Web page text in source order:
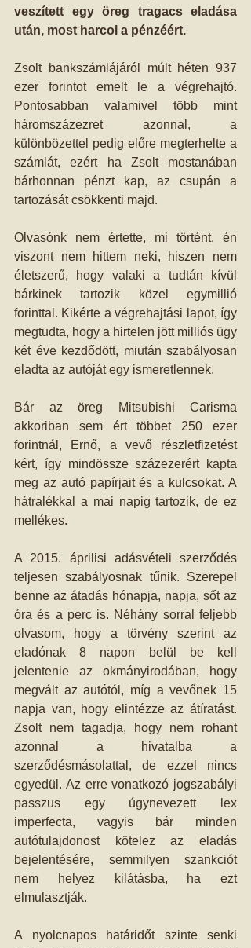
veszített egy öreg tragacs eladása
után, most harcol a pénzéért.
Zsolt bankszámlájáról múlt héten 937
ezer forintot emelt le a végrehajtó.
Pontosabban valamivel több mint
háromszázezret azonnal, a
különbözettel pedig előre megterhelte a
számlát, ezért ha Zsolt mostanában
bárhonnan pénzt kap, az csupán a
tartozását csökkenti majd.
Olvasónk nem értette, mi történt, én
viszont nem hittem neki, hiszen nem
életszerű, hogy valaki a tudtán kívül
bárkinek tartozik közel egymillió
forinttal. Kikérte a végrehajtási lapot, így
megtudta, hogy a hirtelen jött milliós ügy
két éve kezdődött, miután szabályosan
eladta az autóját egy ismeretlennek.
Bár az öreg Mitsubishi Carisma
akkoriban sem ért többet 250 ezer
forintnál, Ernő, a vevő részletfizetést
kért, így mindössze százezerért kapta
meg az autó papírjait és a kulcsokat. A
hátralékkal a mai napig tartozik, de ez
mellékes.
A 2015. áprilisi adásvételi szerződés
teljesen szabályosnak tűnik. Szerepel
benne az átadás hónapja, napja, sőt az
óra és a perc is. Néhány sorral feljebb
olvasom, hogy a törvény szerint az
eladónak 8 napon belül be kell
jelentenie az okmányirodában, hogy
megvált az autótól, míg a vevőnek 15
napja van, hogy elintézze az átíratást.
Zsolt nem tagadja, hogy nem rohant
azonnal a hivatalba a
szerződésmásolattal, de ezzel nincs
egyedül. Az erre vonatkozó jogszabályi
passzus egy úgynevezett lex
imperfecta, vagyis bár minden
autótulajdonost kötelez az eladás
bejelentésére, semmilyen szankciót
nem helyez kilátásba, ha ezt
elmulasztják.
A nyolcnapos határidőt szinte senki